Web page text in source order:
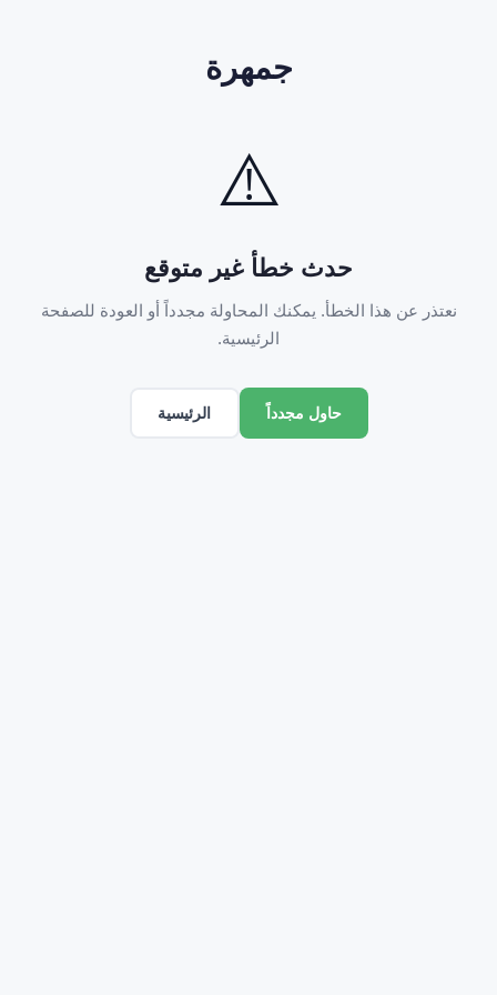
جمهرة
⚠️
حدث خطأ غير متوقع
نعتذر عن هذا الخطأ. يمكنك المحاولة مجدداً أو العودة للصفحة
الرئيسية.
حاول مجدداً الرئيسية